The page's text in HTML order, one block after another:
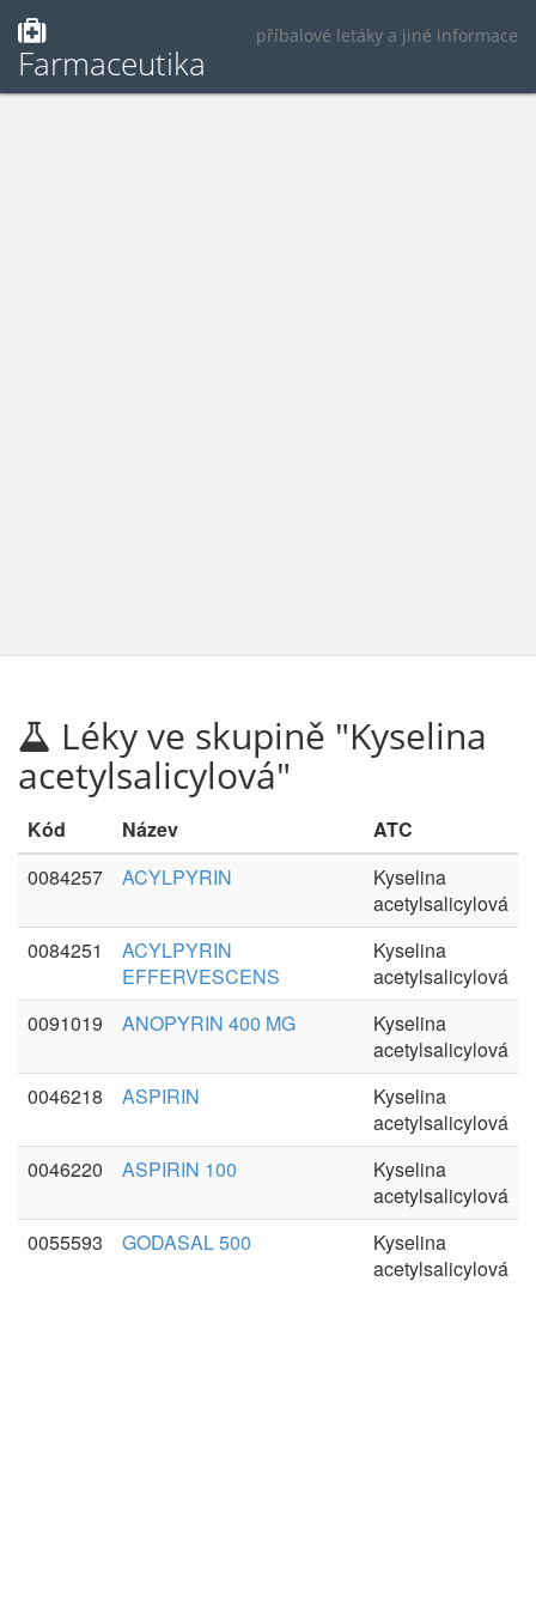
příbalové letáky a jiné informace
Farmaceutika
Léky ve skupině "Kyselina
acetylsalicylová"
Kód Název
ATC
0084257
ACYLPYRIN
Kyselina
acetylsalicylová
0084251
ACYLPYRIN
EFFERVESCENS
Kyselina
acetylsalicylová
0091019
ANOPYRIN 400 MG
Kyselina
acetylsalicylová
0046218
ASPIRIN
Kyselina
acetylsalicylová
0046220
ASPIRIN 100
Kyselina
acetylsalicylová
0055593
GODASAL 500
Kyselina
acetylsalicylová